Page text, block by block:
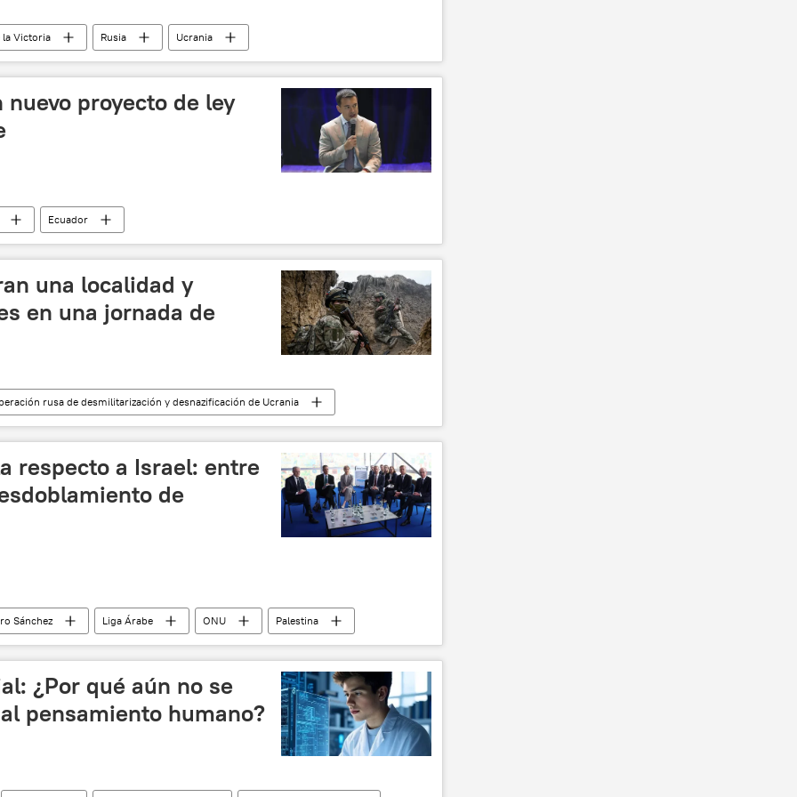
la Victoria Rusia
Ucrania
desnazificación de Ucrania
China
EEUU
proyecto de ley
Ecuador
una localidad y
en una jornada de
rusa de desmilitarización y desnazificación de Ucrania
🌍 Europa
respecto a Israel: entre
de
Sánchez Liga Árabe ONU
Palestina
y Análisis
🛡️ Zonas de conflicto
¿Por qué aún no se
pensamiento humano?